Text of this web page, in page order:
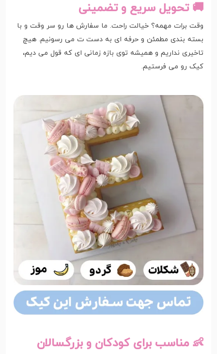
🚚 تحویل سریع و تضمینی
وقت برات مهمه؟ خیالت راحت. ما سفارش ها رو سر وقت و با
بسته بندی مطمئن و حرفه ای به دست ت می رسونیم. هیچ
تاخیری نداریم و همیشه توی بازه زمانی ای که قول می دیم،
کیک رو می فرستیم.
👶 مناسب برای کودکان و بزرگسالان